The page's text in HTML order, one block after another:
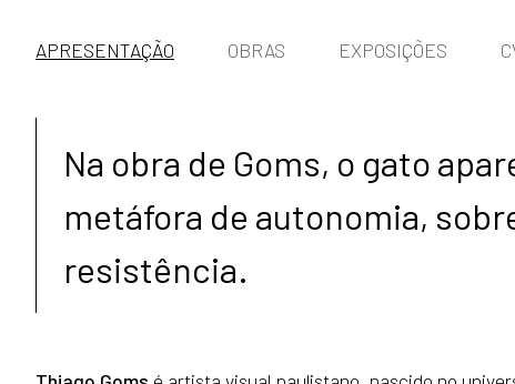
APRESENTAÇÃO OBRAS EXPOSIÇÕES
Na obra de Goms, o gato
metáfora de autonomia,
resistência.